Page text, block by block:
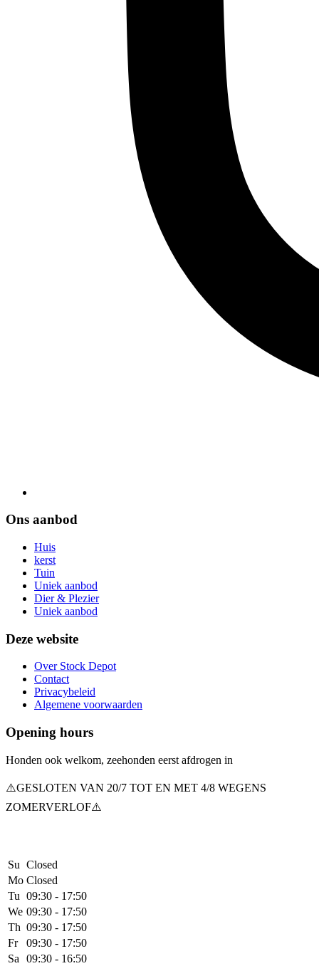
Ons aanbod
Huis
kerst
Tuin
Uniek aanbod
Dier & Plezier
Uniek aanbod
Deze website
Over Stock Depot
Contact
Privacybeleid
Algemene voorwaarden
Opening hours
Honden ook welkom, zeehonden eerst afdrogen in
⚠️GESLOTEN VAN 20/7 TOT EN MET 4/8 WEGENS
ZOMERVERLOF⚠️
Su Closed
Mo Closed
Tu 09:30 - 17:50
We 09:30 - 17:50
Th 09:30 - 17:50
Fr
09:30 - 17:50
Sa
09:30 - 16:50